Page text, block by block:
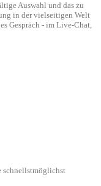
Auswahl und das zu
in der vielseitigen Welt
Gespräch - im Live-Chat,
schnellstmöglichst